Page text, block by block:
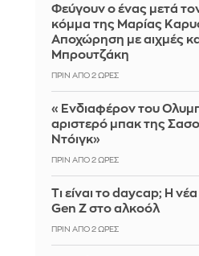
Φεύγουν ο ένας μετά
κόμμα της Μαρίας
Αποχώρηση με αιχμές
Μπρουτζάκη
ΠΡΙΝ ΑΠΌ 2 ΏΡΕΣ
«Ενδιαφέρον του
αριστερό μπακ της
Ντόιγκ»
ΠΡΙΝ ΑΠΌ 2 ΏΡΕΣ
Τι είναι το daycap; Η
Gen Z στο αλκοόλ
ΠΡΙΝ ΑΠΌ 2 ΏΡΕΣ